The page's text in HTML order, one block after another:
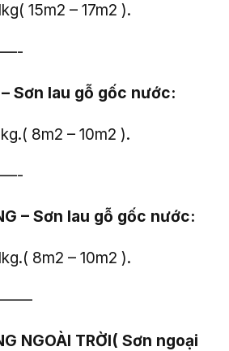
15m2 – 17m2 ).
Sơn lau gỗ gốc nước:
8m2 – 10m2 ).
– Sơn lau gỗ gốc nước:
8m2 – 10m2 ).
NGOÀI TRỜI( Sơn ngoại